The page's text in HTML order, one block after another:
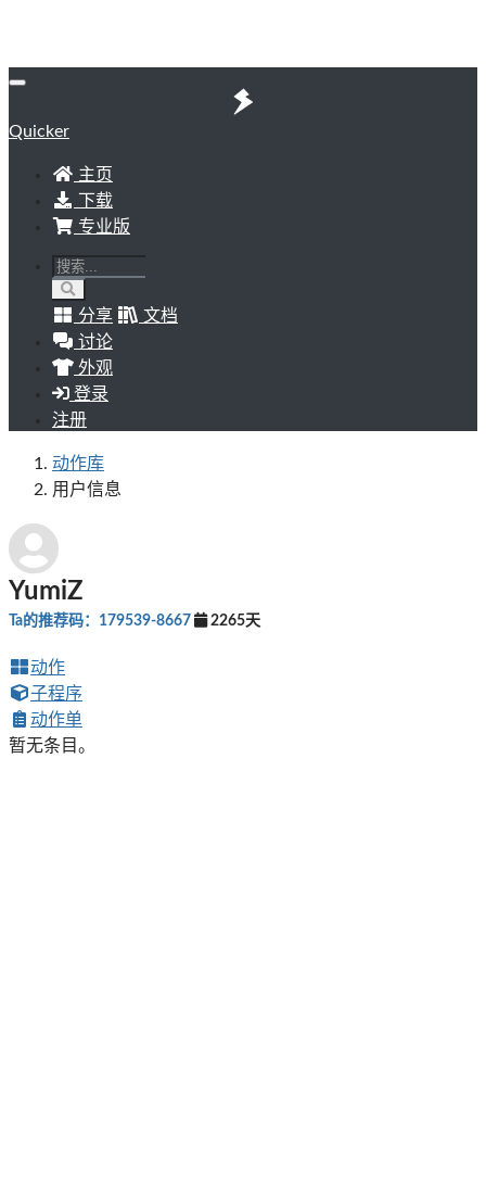
Quicker
主页
下载
专业版
分享
文档
讨论
外观
登录
注册
动作库
用户信息
YumiZ
Ta的推荐码：179539-8667 2265天
动作
子程序
动作单
暂无条目。